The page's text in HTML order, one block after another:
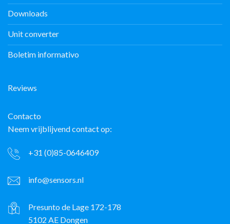
Downloads
Unit converter
Boletim informativo
Reviews
Contacto
Neem vrijblijvend contact op:
+31 (0)85-0646409
info@sensors.nl
Presunto de Lage 172-178
5102 AE Dongen